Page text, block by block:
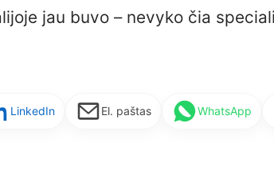
jau buvo – nevyko čia
LinkedIn El. paštas WhatsApp